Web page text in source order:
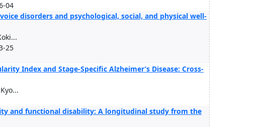
04
disorders and psychological, social, and physical well-
25
Index and Stage-Specific Alzheimer’s Disease: Cross-
and functional disability: A longitudinal study from the